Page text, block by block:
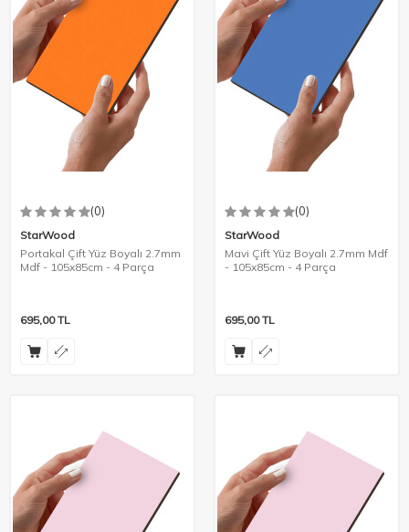
(0)
StarWood
Portakal Çift Yüz Boyalı 2.7mm
Mdf - 105x85cm - 4 Parça
695,00TL
(0)
StarWood
Mavi Çift Yüz Boyalı 2.7mm Mdf
- 105x85cm - 4 Parça
695,00TL